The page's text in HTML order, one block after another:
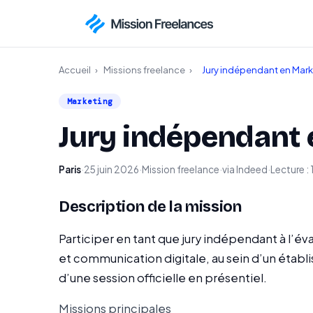
Accueil › Missions freelance › Jury indépendant en
Marketing
Jury indépendant
Paris·25 juin 2026·Mission freelance·via Indeed·Lecture :
Description de la mission
Participer en tant que jury indépendant à
et communication digitale, au sein d’un
d’une session officielle en présentiel.
Missions principales